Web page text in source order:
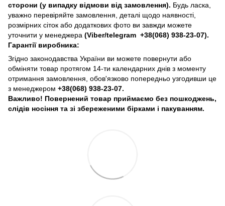
сторони (у випадку відмови від замовлення). Будь ласка,
уважно перевіряйте замовлення, деталі щодо наявності,
розмірних сіток або додаткових фото ви завжди можете
уточнити у менеджера (Viber/telegram +38(068) 938-23-07).
Гарантії виробника:
Згідно законодавства України ви можете повернути або
обміняти товар протягом 14-ти календарних днів з моменту
отримання замовлення, обов'язково попередньо узгодивши це
з менеджером +38(068) 938-23-07.
Важливо! Повернений товар приймаємо без пошкоджень,
слідів носіння та зі збереженими бірками і пакуванням.